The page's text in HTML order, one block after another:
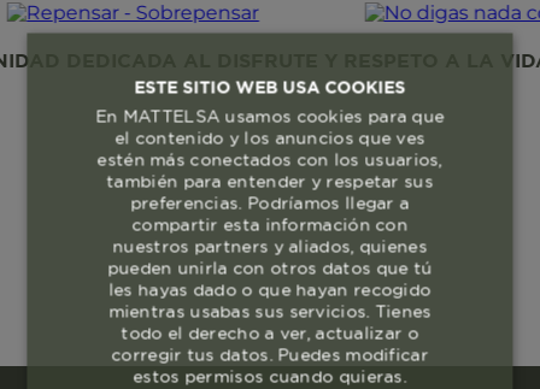
DEDICADA AL DISFRUTE Y RESPETO A LA
ESTE SITIO WEB USA COOKIES
En MATTELSA usamos cookies para que
el contenido y los anuncios que ves
estén más conectados con los usuarios,
también para entender y respetar sus
preferencias. Podríamos llegar a
compartir esta información con
nuestros partners y aliados, quienes
pueden unirla con otros datos que tú
les hayas dado o que hayan recogido
mientras usabas sus servicios. Tienes
todo el derecho a ver, actualizar o
corregir tus datos. Puedes modificar
estos permisos cuando quieras.